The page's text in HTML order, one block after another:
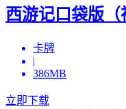
西游记口袋版（
卡牌
|
386MB
立即下载